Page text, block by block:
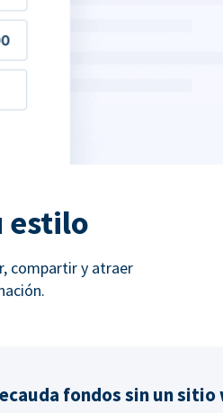
estilo
compartir y atraer
fondos sin un sitio